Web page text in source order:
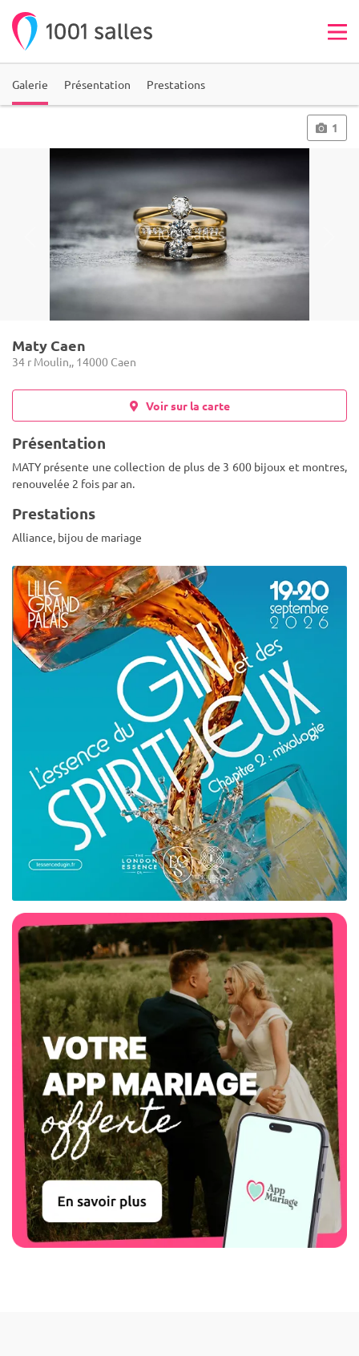
Galerie Présentation Prestations
1
Maty Caen
34 r Moulin,, 14000 Caen
Voir sur la carte
Présentation
MATY présente une collection de plus de 3 600 bijoux et montres,
renouvelée 2 fois par an.
Prestations
Alliance, bijou de mariage